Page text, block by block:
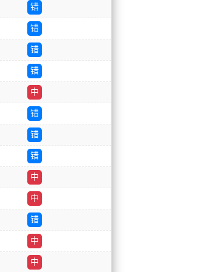
错
错
错
错
中
错
错
错
中
中
错
中
中